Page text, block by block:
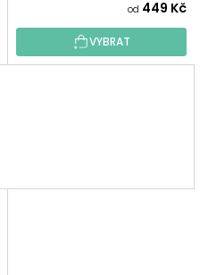
od 449 Kč
VYBRAT